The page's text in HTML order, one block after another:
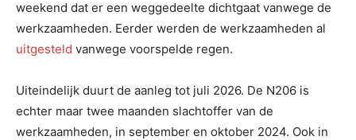
weekend dat er een weggedeelte dichtgaat vanwege de
werkzaamheden. Eerder werden de werkzaamheden al
uitgesteld vanwege voorspelde regen.
Uiteindelijk duurt de aanleg tot juli 2026. De N206 is
echter maar twee maanden slachtoffer van de
werkzaamheden, in september en oktober 2024. Ook in